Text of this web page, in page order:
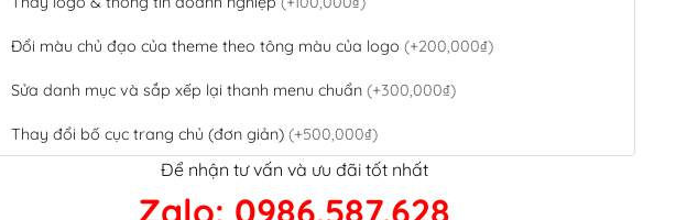
Đổi màu chủ đạo của theme theo tông màu của logo (+200,000₫)
Sửa danh mục và sắp xếp lại thanh menu chuẩn (+300,000₫)
Thay đổi bố cục trang chủ (đơn giản) (+500,000₫)
Tích hợp thanh toán QR Code ngân hàng(+100,000₫)
Để nhận tư vấn và ưu đãi tốt nhất
Zalo: 0986.587.628